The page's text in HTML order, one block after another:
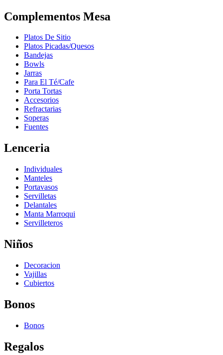
Complementos Mesa
Platos De Sitio
Platos Picadas/Quesos
Bandejas
Bowls
Jarras
Para El Té/Cafe
Porta Tortas
Accesorios
Refractarias
Soperas
Fuentes
Lenceria
Individuales
Manteles
Portavasos
Servilletas
Delantales
Manta Marroqui
Servilleteros
Niños
Decoracion
Vajillas
Cubiertos
Bonos
Bonos
Regalos